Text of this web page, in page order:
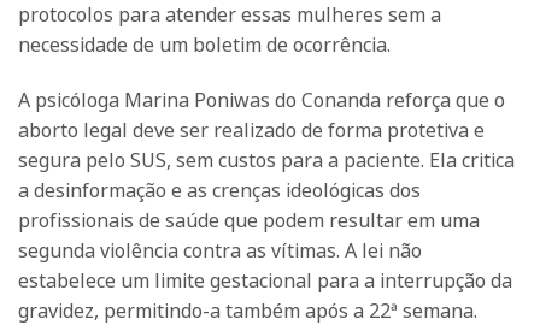
protocolos para atender essas mulheres sem a
necessidade de um boletim de ocorrência.
A psicóloga Marina Poniwas do Conanda reforça que o
aborto legal deve ser realizado de forma protetiva e
segura pelo SUS, sem custos para a paciente. Ela critica
a desinformação e as crenças ideológicas dos
profissionais de saúde que podem resultar em uma
segunda violência contra as vítimas. A lei não
estabelece um limite gestacional para a interrupção da
gravidez, permitindo-a também após a 22ª semana.